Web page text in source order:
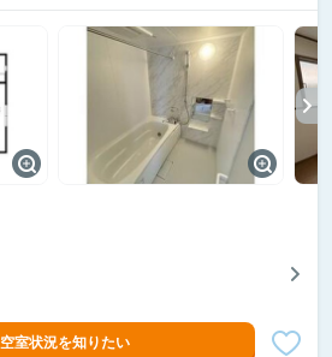
空室状況を知りたい